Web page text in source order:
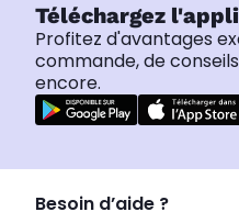
Téléchargez
Profitez d'avantages
commande, de
encore.
Besoin d’aide ?